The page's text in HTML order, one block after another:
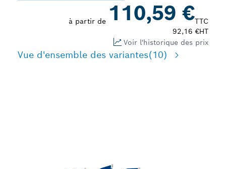
à partir de 110,59 €TTC
92,16 €HT
Voir l'historique des prix
Vue d'ensemble des variantes(10)